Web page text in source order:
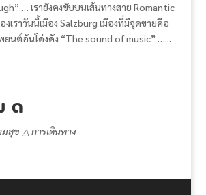
… เรายังคงขับบนเส้นทางสาย Romantic
เราวันนี้เมือง Salzburg เมืองที่มีจุดขายคือ
ยนต์อันโด่งดัง “The sound of music” …...
ด
สุข △ การเดินทาง